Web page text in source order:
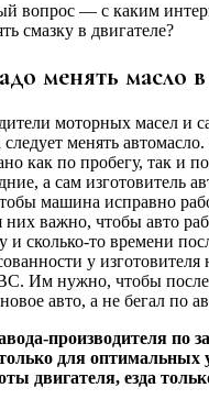
вопрос — с каким
смазку в двигателе?
менять масло
моторных масел и
менять
как по пробегу, так и
а сам изготовитель
машина исправно
важно, чтобы авто
и сколько-то времени
у
Им нужно, чтобы после
авто, а не бегал по
производителя по
для оптимальных
двигателя, езда